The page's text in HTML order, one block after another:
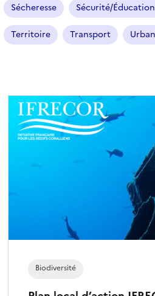
Sécheresse Sécurité/
Territoire Transport
Biodiversité